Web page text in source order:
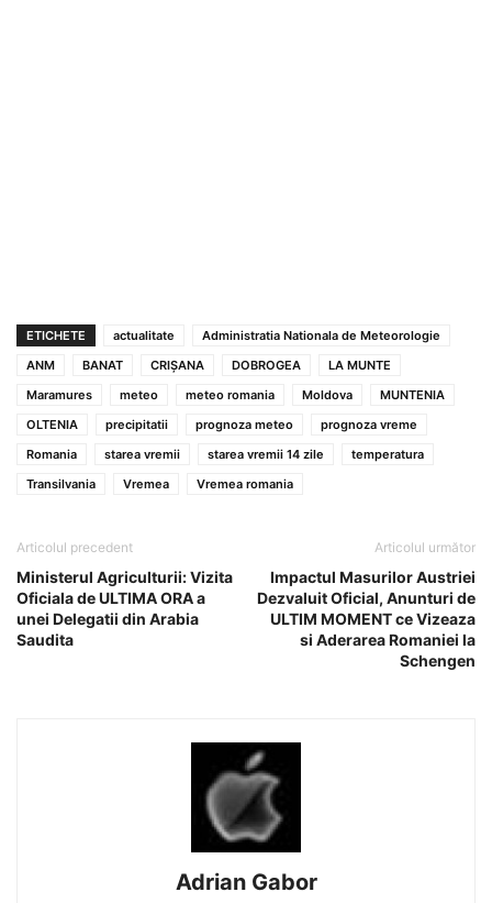
ETICHETE actualitate
Administratia Nationala de Meteorologie
ANM
BANAT CRIȘANA DOBROGEA
LA MUNTE
Maramures
meteo meteo romania Moldova
MUNTENIA
OLTENIA
precipitatii prognoza meteo
prognoza vreme
Romania
starea vremii starea vremii 14 zile
temperatura
Transilvania
Vremea Vremea romania
Articolul precedent
Ministerul Agriculturii: Vizita
Oficiala de ULTIMA ORA a
unei Delegatii din Arabia
Saudita
Articolul următor
Impactul Masurilor Austriei
Dezvaluit Oficial, Anunturi de
ULTIM MOMENT ce Vizeaza
si Aderarea Romaniei la
Schengen
Adrian Gabor